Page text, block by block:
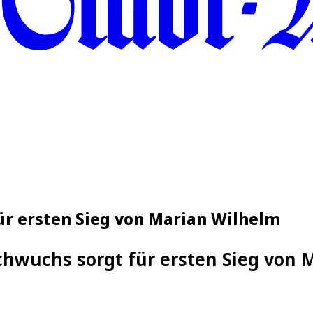
ersten Sieg von Marian Wilhelm
sorgt für ersten Sieg von